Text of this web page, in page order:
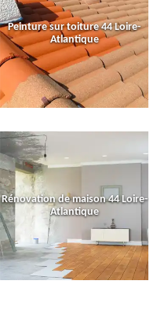
Peinture sur toiture 44 Loire-
Atlantique
Rénovation de maison 44 Loire-
Atlantique